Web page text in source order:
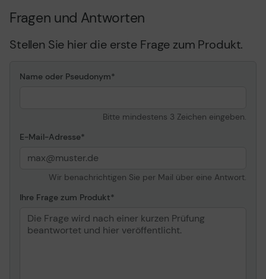
Fragen und Antworten
Stellen Sie hier die erste Frage zum Produkt.
Name oder Pseudonym
Bitte mindestens 3 Zeichen eingeben.
E-Mail-Adresse
Wir benachrichtigen Sie per Mail über eine Antwort.
Ihre Frage zum Produkt